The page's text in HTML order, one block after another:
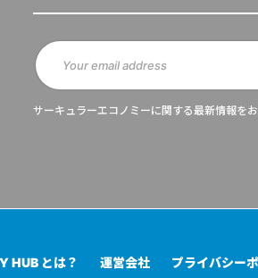
サーキュラーエコノミーに関する最新情報をお
HUB とは？ 運営会社 プライバシー